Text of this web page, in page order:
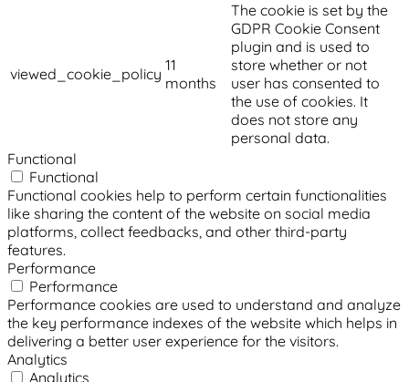
viewed_cookie_policy 11
months
The cookie is set by the
GDPR Cookie Consent
plugin and is used to
store whether or not
user has consented to
the use of cookies. It
does not store any
personal data.
Functional
Functional
Functional cookies help to perform certain functionalities
like sharing the content of the website on social media
platforms, collect feedbacks, and other third-party
features.
Performance
Performance
Performance cookies are used to understand and analyze
the key performance indexes of the website which helps in
delivering a better user experience for the visitors.
Analytics
Analytics